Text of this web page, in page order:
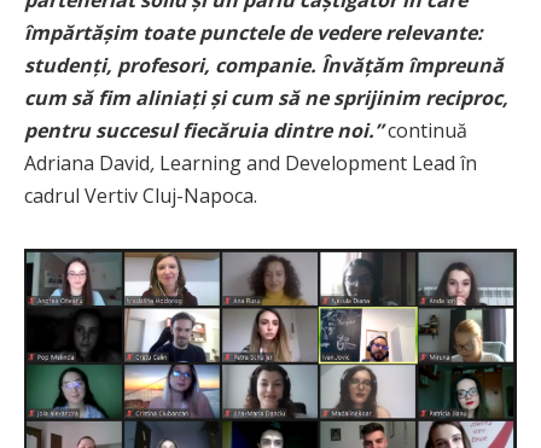
împărtășim toate punctele de vedere relevante:
studenți, profesori, companie. Învățăm împreună
cum să fim aliniați și cum să ne sprijinim reciproc,
pentru succesul fiecăruia dintre noi.”continuă
Adriana David, Learning and Development Lead în
cadrul Vertiv Cluj-Napoca.